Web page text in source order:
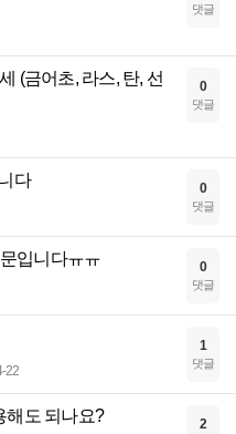
댓글
(금어초, 라스, 탄, 선
0
댓글
다 0
댓글
입니다ㅠㅠ 0
댓글
22
1
댓글
해도 되나요? 2